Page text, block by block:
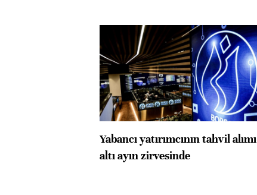
Yabancı yatırımcının tahvil alımı
altı ayın zirvesinde